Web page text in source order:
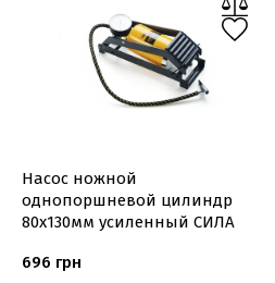
Насос ножной
однопоршневой цилиндр
80х130мм усиленный СИЛА
696 грн